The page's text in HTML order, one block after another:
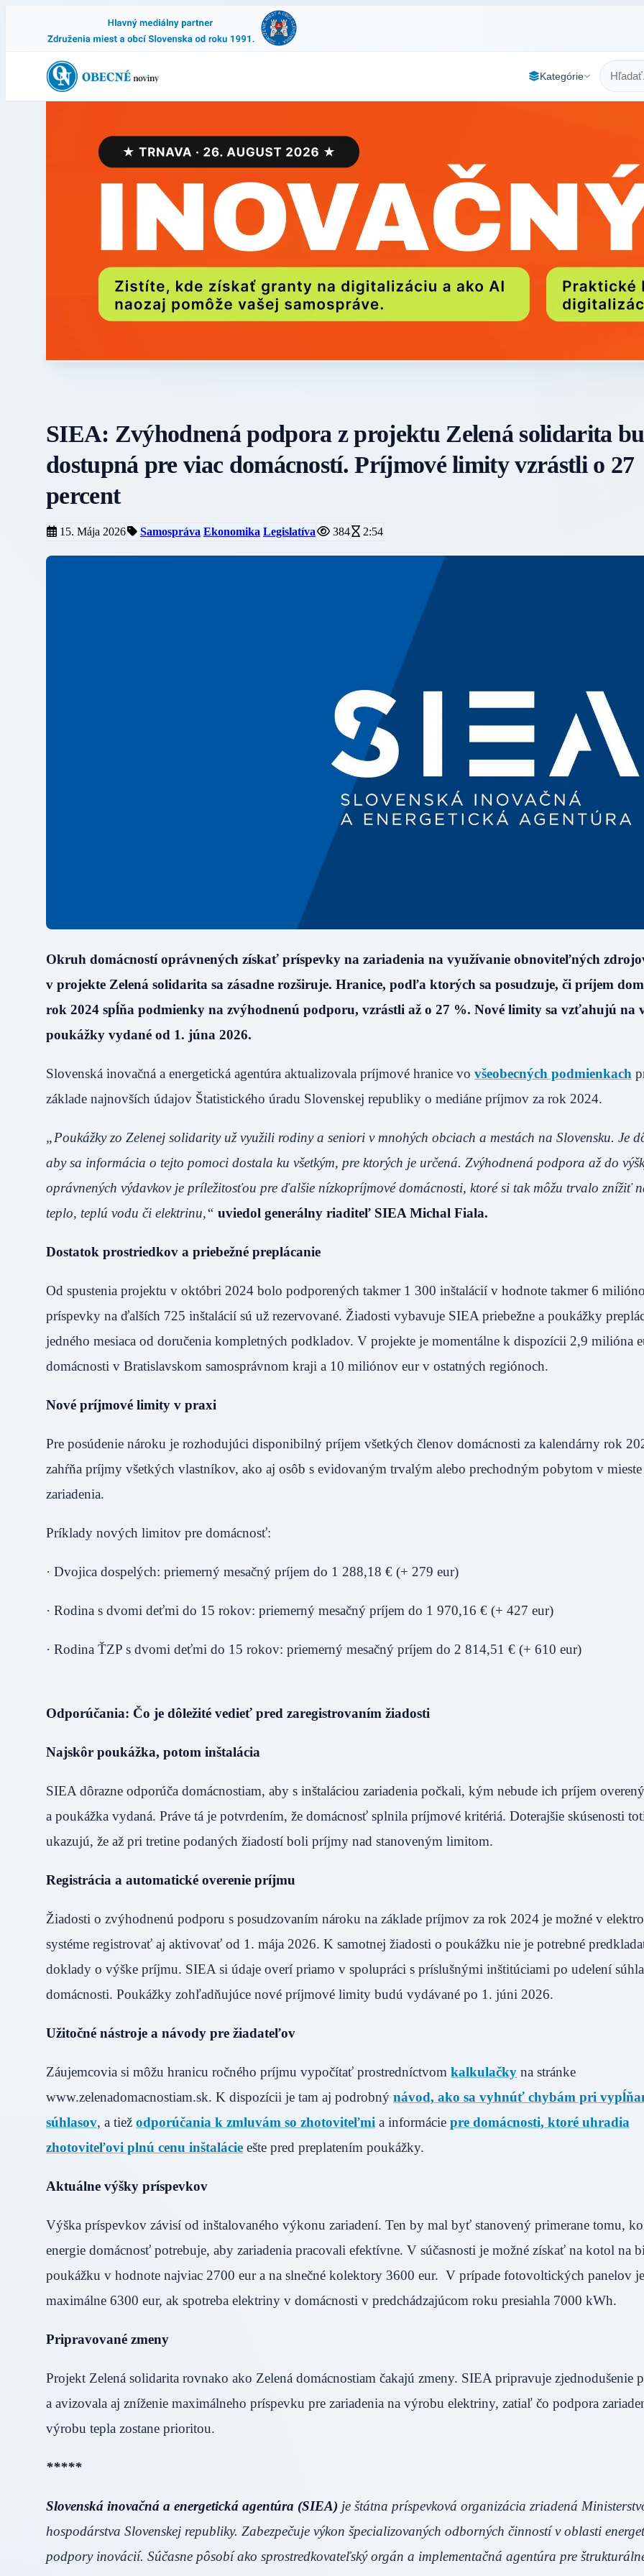
Kategórie
SIEA: Zvýhodnená podpora z projektu Zelená solidarita
dostupná pre viac domácností. Príjmové limity vzrástli o 27
percent
15. Mája 2026 Samospráva Ekonomika Legislatíva 384 2:54
Okruh domácností oprávnených získať príspevky na zariadenia na využívanie obnoviteľných
v projekte Zelená solidarita sa zásadne rozširuje. Hranice, podľa ktorých sa posudzuje, či príjem
rok 2024 spĺňa podmienky na zvýhodnenú podporu, vzrástli až o 27 %. Nové limity sa vzťahujú na
poukážky vydané od 1. júna 2026.
Slovenská inovačná a energetická agentúra aktualizovala príjmové hranice vo všeobecných podmienkach
základe najnovších údajov Štatistického úradu Slovenskej republiky o mediáne príjmov za rok 2024.
„Poukážky zo Zelenej solidarity už využili rodiny a seniori v mnohých obciach a mestách na Slovensku. Je
aby sa informácia o tejto pomoci dostala ku všetkým, pre ktorých je určená. Zvýhodnená podpora až do
oprávnených výdavkov je príležitosťou pre ďalšie nízkopríjmové domácnosti, ktoré si tak môžu trvalo znížiť
teplo, teplú vodu či elektrinu,“ uviedol generálny riaditeľ SIEA Michal Fiala.
Dostatok prostriedkov a priebežné preplácanie
Od spustenia projektu v októbri 2024 bolo podporených takmer 1 300 inštalácií v hodnote takmer 6
príspevky na ďalších 725 inštalácií sú už rezervované. Žiadosti vybavuje SIEA priebežne a poukážky
jedného mesiaca od doručenia kompletných podkladov. V projekte je momentálne k dispozícii 2,9 milióna
domácnosti v Bratislavskom samosprávnom kraji a 10 miliónov eur v ostatných regiónoch.
Nové príjmové limity v praxi
Pre posúdenie nároku je rozhodujúci disponibilný príjem všetkých členov domácnosti za kalendárny rok
zahŕňa príjmy všetkých vlastníkov, ako aj osôb s evidovaným trvalým alebo prechodným pobytom v mieste
zariadenia.
Príklady nových limitov pre domácnosť:
· Dvojica dospelých: priemerný mesačný príjem do 1 288,18 € (+ 279 eur)
· Rodina s dvomi deťmi do 15 rokov: priemerný mesačný príjem do 1 970,16 € (+ 427 eur)
· Rodina ŤZP s dvomi deťmi do 15 rokov: priemerný mesačný príjem do 2 814,51 € (+ 610 eur)
Odporúčania: Čo je dôležité vedieť pred zaregistrovaním žiadosti
Najskôr poukážka, potom inštalácia
SIEA dôrazne odporúča domácnostiam, aby s inštaláciou zariadenia počkali, kým nebude ich príjem overený
a poukážka vydaná. Práve tá je potvrdením, že domácnosť splnila príjmové kritériá. Doterajšie skúsenosti
ukazujú, že až pri tretine podaných žiadostí boli príjmy nad stanoveným limitom.
Registrácia a automatické overenie príjmu
Žiadosti o zvýhodnenú podporu s posudzovaním nároku na základe príjmov za rok 2024 je možné v
systéme registrovať aj aktivovať od 1. mája 2026. K samotnej žiadosti o poukážku nie je potrebné
doklady o výške príjmu. SIEA si údaje overí priamo v spolupráci s príslušnými inštitúciami po udelení
domácnosti. Poukážky zohľadňujúce nové príjmové limity budú vydávané po 1. júni 2026.
Užitočné nástroje a návody pre žiadateľov
Záujemcovia si môžu hranicu ročného príjmu vypočítať prostredníctvom kalkulačky na stránke
www.zelenadomacnostiam.sk. K dispozícii je tam aj podrobný návod, ako sa vyhnúť chybám pri
súhlasov, a tiež odporúčania k zmluvám so zhotoviteľmi a informácie pre domácnosti, ktoré uhradia
zhotoviteľovi plnú cenu inštalácie ešte pred preplatením poukážky.
Aktuálne výšky príspevkov
Výška príspevkov závisí od inštalovaného výkonu zariadení. Ten by mal byť stanovený primerane tomu,
energie domácnosť potrebuje, aby zariadenia pracovali efektívne. V súčasnosti je možné získať na kotol na
poukážku v hodnote najviac 2700 eur a na slnečné kolektory 3600 eur. V prípade fotovoltických panelov
maximálne 6300 eur, ak spotreba elektriny v domácnosti v predchádzajúcom roku presiahla 7000 kWh.
Pripravované zmeny
Projekt Zelená solidarita rovnako ako Zelená domácnostiam čakajú zmeny. SIEA pripravuje zjednodušenie
a avizovala aj zníženie maximálneho príspevku pre zariadenia na výrobu elektriny, zatiaľ čo podpora
výrobu tepla zostane prioritou.
*****
Slovenská inovačná a energetická agentúra (SIEA) je štátna príspevková organizácia zriadená
hospodárstva Slovenskej republiky. Zabezpečuje výkon špecializovaných odborných činností v oblasti
podpory inovácií. Súčasne pôsobí ako sprostredkovateľský orgán a implementačná agentúra pre